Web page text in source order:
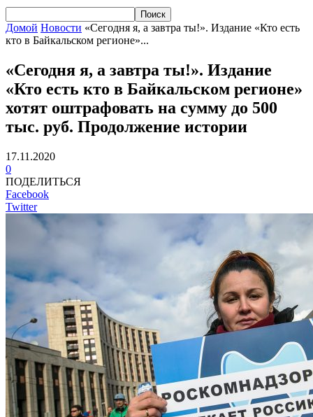
Домой Новости «Сегодня я, а завтра ты!». Издание «Кто есть
кто в Байкальском регионе»...
«Сегодня я, а завтра ты!». Издание
«Кто есть кто в Байкальском регионе»
хотят оштрафовать на сумму до 500
тыс. руб. Продолжение истории
17.11.2020
0
ПОДЕЛИТЬСЯ
Facebook
Twitter